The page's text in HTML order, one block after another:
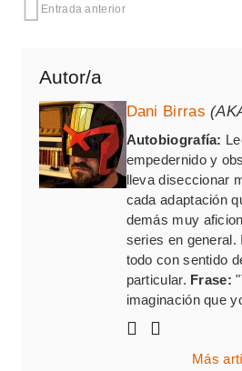
Entrada anterior
Autor/a
Dani Birras
Autobiografía:
empedernido y
lleva diseccionar
cada adaptación
demás muy
series en general.
todo con sentido
particular. Frase:
imaginación que
Más